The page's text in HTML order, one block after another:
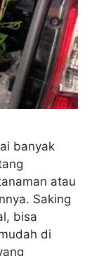
banyak
atau
Saking
bisa
di